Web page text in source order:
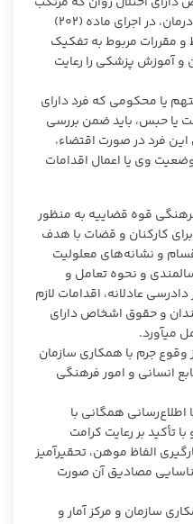
جرم شده‌اند جهت پذیرش، نگهداری و درمان، در اجرای ماده (۲۰۲)
و مقررات مربوط به تفکیک
و آموزش پزشکی را رعایت
یا محکومی که فرد دارای
یا حبس، باید ضمن بررسی
فرد در صورت اقتضاء،
وی یا اعمال اقدامات
قوه قضاییه به منظور
کارکنان و قضات با هدف
و نشانه‌های معلولیت
و نحوه تعامل و
عادلانه، اقدامات لازم
و حقوق اشخاص دارای
می­آورد.
از وقوع جرم با همکاری سازمان
انسانی و امور فرهنگی
اطلاع‌رسانی همگانی با
بر رعایت کرامت
الفاظ موهن، تحقیرآمیز
مصادیق آن صورت
سازمان و مرکز آمار و